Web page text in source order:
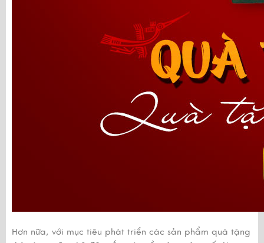
Hơn nữa, với mục tiêu phát triển các sản phẩm quà tặng